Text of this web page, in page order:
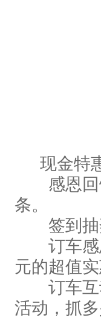
现金特惠
感恩回馈
条。
签到抽
订车感恩
元的超值
订车互动
活动，抓